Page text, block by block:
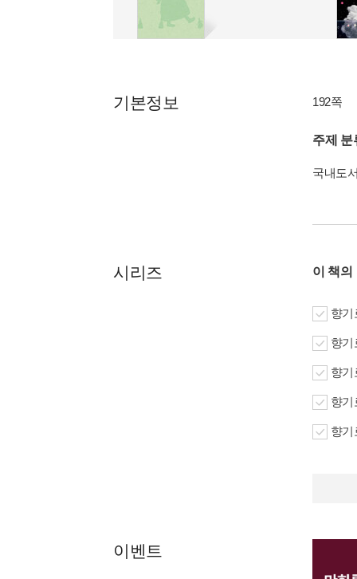
기본정보 192쪽
주제 분
국내도
시리즈 이 책의
향
향
향
향
향
이벤트